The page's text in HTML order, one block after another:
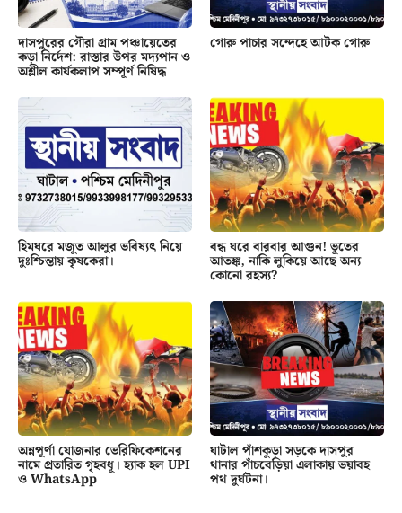
দাসপুরের গৌরা গ্রাম পঞ্চায়েতের
কড়া নির্দেশ: রাস্তার উপর মদ্যপান ও
অশ্লীল কার্যকলাপ সম্পূর্ণ নিষিদ্ধ
গোরু পাচার সন্দেহে আটক গোরু
হিমঘরে মজুত আলুর ভবিষ্যৎ নিয়ে
দুঃশ্চিন্তায় কৃষকেরা।
বন্ধ ঘরে বারবার আগুন! ভূতের
আতঙ্ক, নাকি লুকিয়ে আছে অন্য
কোনো রহস্য?
অন্নপূর্ণা যোজনার ভেরিফিকেশনের
নামে প্রতারিত গৃহবধূ। হ্যাক হল UPI
ও WhatsApp
ঘাটাল পাঁশকুড়া সড়কে দাসপুর
থানার পাঁচবেড়িয়া এলাকায় ভয়াবহ
পথ দুর্ঘটনা।